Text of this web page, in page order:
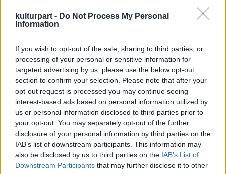
kulturpart - Do Not Process My Personal
Information
If you wish to opt-out of the sale, sharing to third parties, or
processing of your personal or sensitive information for
targeted advertising by us, please use the below opt-out
section to confirm your selection. Please note that after your
opt-out request is processed you may continue seeing
interest-based ads based on personal information utilized by
us or personal information disclosed to third parties prior to
your opt-out. You may separately opt-out of the further
disclosure of your personal information by third parties on the
IAB’s list of downstream participants. This information may
also be disclosed by us to third parties on the IAB’s List of
Downstream Participants that may further disclose it to other
bennünket, épp amikor a maja naptár lejár?
Mire számíthatunk, ha mindez bekövetkezik?
Planetárium programja.
A Kutatók éjszakáján az érdeklődők
megismerkedhetnek az űrkutatás
történetével: korabeli felvételek elevenítik fel
az űrkutatás hajnalát, a rakétatechnika
fejlődését és a Naprendszer meghódítását.
Újraélhetik a látogatók az űrkutatás
legnagyszerűbb pillanatait: az első műhold
fellövését, Gagarin utazását, az első Holdra-
lépést, s bepillanthatnak a modern űrhajósok